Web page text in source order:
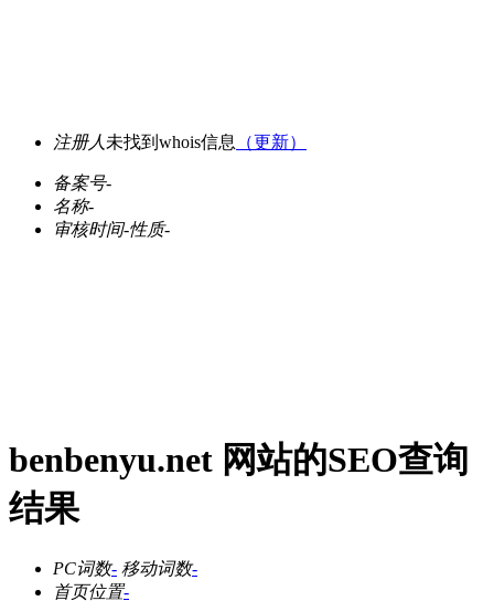
注册人 未找到whois信息 （更新）
备案号-
名称-
审核时间-性质-
benbenyu.net 网站的SEO查询
结果
PC词数- 移动词数-
首页位置-